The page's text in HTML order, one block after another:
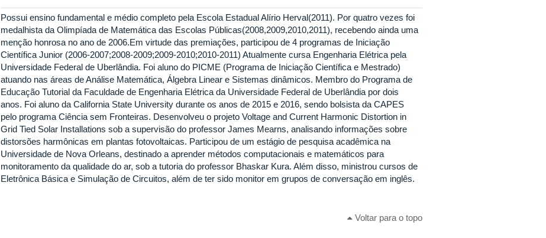
Possui ensino fundamental e médio completo pela Escola Estadual Alírio Herval(2011). Por quatro vezes foi
medalhista da Olimpíada de Matemática das Escolas Públicas(2008,2009,2010,2011), recebendo ainda uma
menção honrosa no ano de 2006.Em virtude das premiações, participou de 4 programas de Iniciação
Científica Junior (2006-2007;2008-2009;2009-2010;2010-2011) Atualmente cursa Engenharia Elétrica pela
Universidade Federal de Uberlândia. Foi aluno do PICME (Programa de Iniciação Científica e Mestrado)
atuando nas áreas de Análise Matemática, Álgebra Linear e Sistemas dinâmicos. Membro do Programa de
Educação Tutorial da Faculdade de Engenharia Elétrica da Universidade Federal de Uberlândia por dois
anos. Foi aluno da California State University durante os anos de 2015 e 2016, sendo bolsista da CAPES
pelo programa Ciência sem Fronteiras. Desenvolveu o projeto Voltage and Current Harmonic Distortion in
Grid Tied Solar Installations sob a supervisão do professor James Mearns, analisando informações sobre
distorsões harmônicas em plantas fotovoltaicas. Participou de um estágio de pesquisa acadêmica na
Universidade de Nova Orleans, destinado a aprender métodos computacionais e matemáticos para
monitoramento da qualidade do ar, sob a tutoria do professor Bhaskar Kura. Além disso, ministrou cursos de
Eletrônica Básica e Simulação de Circuitos, além de ter sido monitor em grupos de conversação em inglês.
Voltar para o topo